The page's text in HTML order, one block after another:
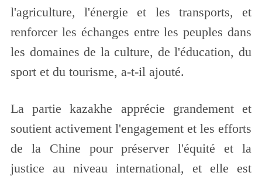
l'agriculture, l'énergie et les transports, et
renforcer les échanges entre les peuples dans
les domaines de la culture, de l'éducation, du
sport et du tourisme, a-t-il ajouté.
La partie kazakhe apprécie grandement et
soutient activement l'engagement et les efforts
de la Chine pour préserver l'équité et la
justice au niveau international, et elle est